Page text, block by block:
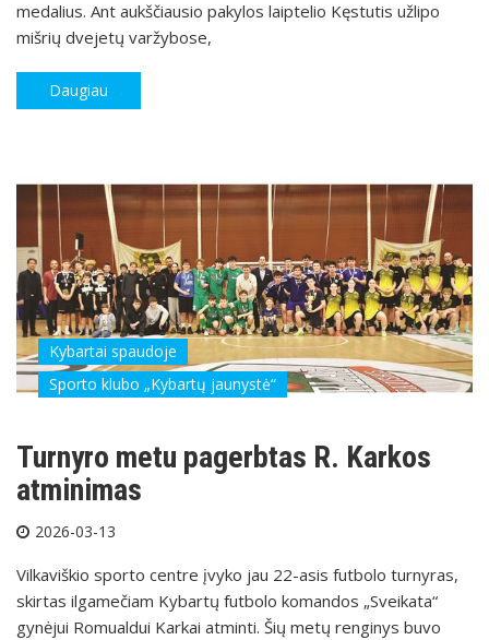
medalius. Ant aukščiausio pakylos laiptelio Kęstutis užlipo
mišrių dvejetų varžybose,
Daugiau
Kybartai spaudoje
Sporto klubo „Kybartų jaunystė“
Turnyro metu pagerbtas R. Karkos
atminimas
2026-03-13
Vilkaviškio sporto centre įvyko jau 22-asis futbolo turnyras,
skirtas ilgamečiam Kybartų futbolo komandos „Sveikata“
gynėjui Romualdui Karkai atminti. Šių metų renginys buvo